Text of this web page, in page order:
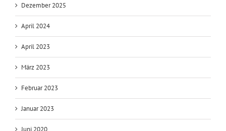
Dezember 2025
April 2024
April 2023
März 2023
Februar 2023
Januar 2023
Juni 2020